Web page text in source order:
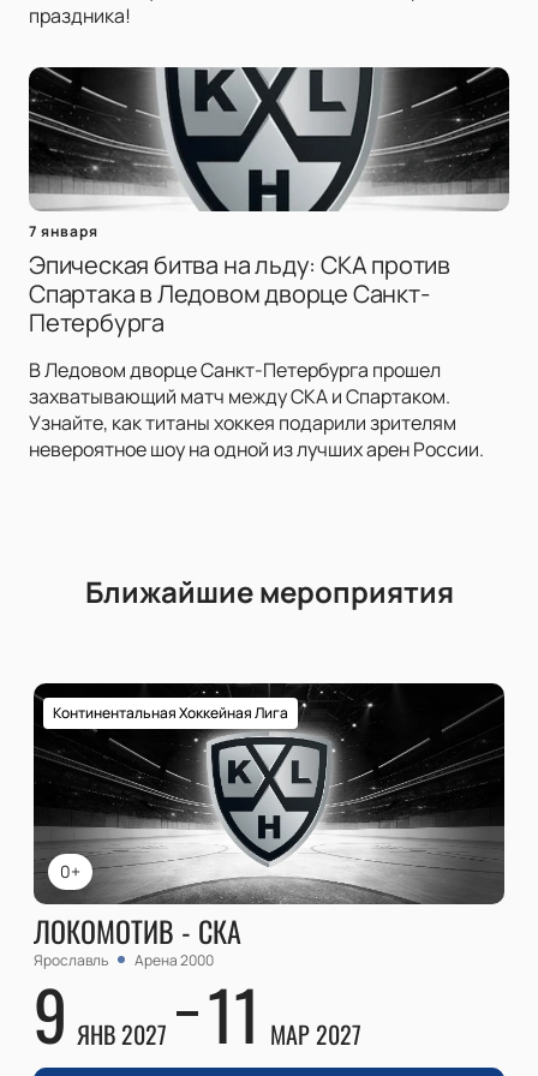
праздника!
7 января
Эпическая битва на льду: СКА против
Спартака в Ледовом дворце Санкт-
Петербурга
В Ледовом дворце Санкт-Петербурга прошел
захватывающий матч между СКА и Спартаком.
Узнайте, как титаны хоккея подарили зрителям
невероятное шоу на одной из лучших арен России.
Ближайшие мероприятия
0+
Континентальная Хоккейная Лига
ЛОКОМОТИВ - СКА
Ярославль Арена 2000
9 ЯНВ 2027 11 МАР 2027